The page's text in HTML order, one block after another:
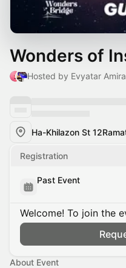
Wonders of
Hosted by Evyatar
Ha-Khilazon St
Registration
Past Event
Welcome! To join the
About Event